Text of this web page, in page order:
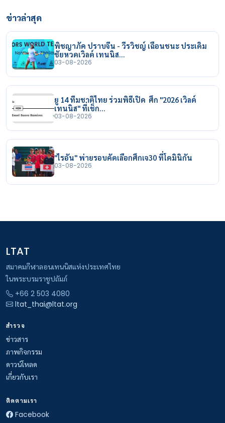
ข่าวล่าสุด
พิชญาภัค ปราบจีน - วีรวิชญ์ เฉือนชนะ ประเดิม
ชัยหวดเวิลด์ เทนนิส…
03-08-2026
ยู 14 ทีมชาติไทย ร่วมพิธีเปิด ศึก "2026 เวิลด์
เทนนิส" ที่เช็ก…
03-08-2026
"ไรอัน" พ่ายรอบคัดเลือกศึกเจ30 ที่โดมินิกัน
03-08-2026
LTAT
สมาคมกีฬาลอนเทนนิสแห่งประเทศไทย
ในพระบรมราชูปถัมภ์
+66 2 503 4080
ltat_thai@ltat.org
สำรวจ
ข่าวสาร
ภาพกิจกรรม
ดาวน์โหลด
เกี่ยวกับเรา
ติดตามเรา
Facebook